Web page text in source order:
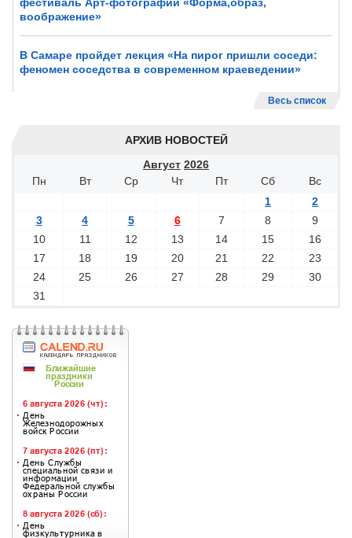
воображение»
В Самаре пройдет лекция «На пирог пришли соседи:
феномен соседства в современном краеведении»
Весь список
АРХИВ НОВОСТЕЙ
Август 2026
Пн
Вт Ср Чт Пт Сб
Вс
1
2
3
4 5 6 7 8
9
10
11 12 13 14 15
16
17
18 19 20 21 22
23
24
25 26 27 28 29
30
31